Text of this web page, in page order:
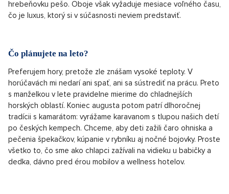
hrebeňovku pešo. Oboje však vyžaduje mesiace voľného času,
čo je luxus, ktorý si v súčasnosti neviem predstaviť.
Čo plánujete na leto?
Preferujem hory, pretože zle znášam vysoké teploty. V
horúčavách mi nedarí ani spať, ani sa sústrediť na prácu. Preto
s manželkou v lete pravidelne mierime do chladnejších
horských oblastí. Koniec augusta potom patrí dlhoročnej
tradícii s kamarátom: vyrážame karavanom s tlupou našich detí
po českých kempech. Chceme, aby deti zažili čaro ohniska a
pečenia špekačkov, kúpanie v rybníku aj nočné bojovky. Proste
všetko to, čo sme ako chlapci zažívali na vidieku u babičky a
dedka, dávno pred érou mobilov a wellness hotelov.